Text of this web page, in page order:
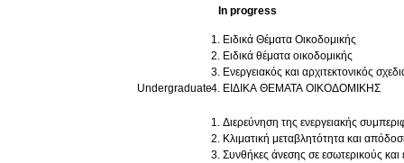
In progress
Undergraduate
Ειδικά Θέματα Οικοδομικής
Ειδικά θέματα οικοδομικής
Ενεργειακός και αρχιτεκτονικός
ΕΙΔΙΚΑ ΘΕΜΑΤΑ ΟΙΚΟΔΟΜΙΚΗΣ
Διερεύνηση της ενεργειακής
Κλιματική μεταβλητότητα και
Συνθήκες άνεσης σε εσωτερικούς